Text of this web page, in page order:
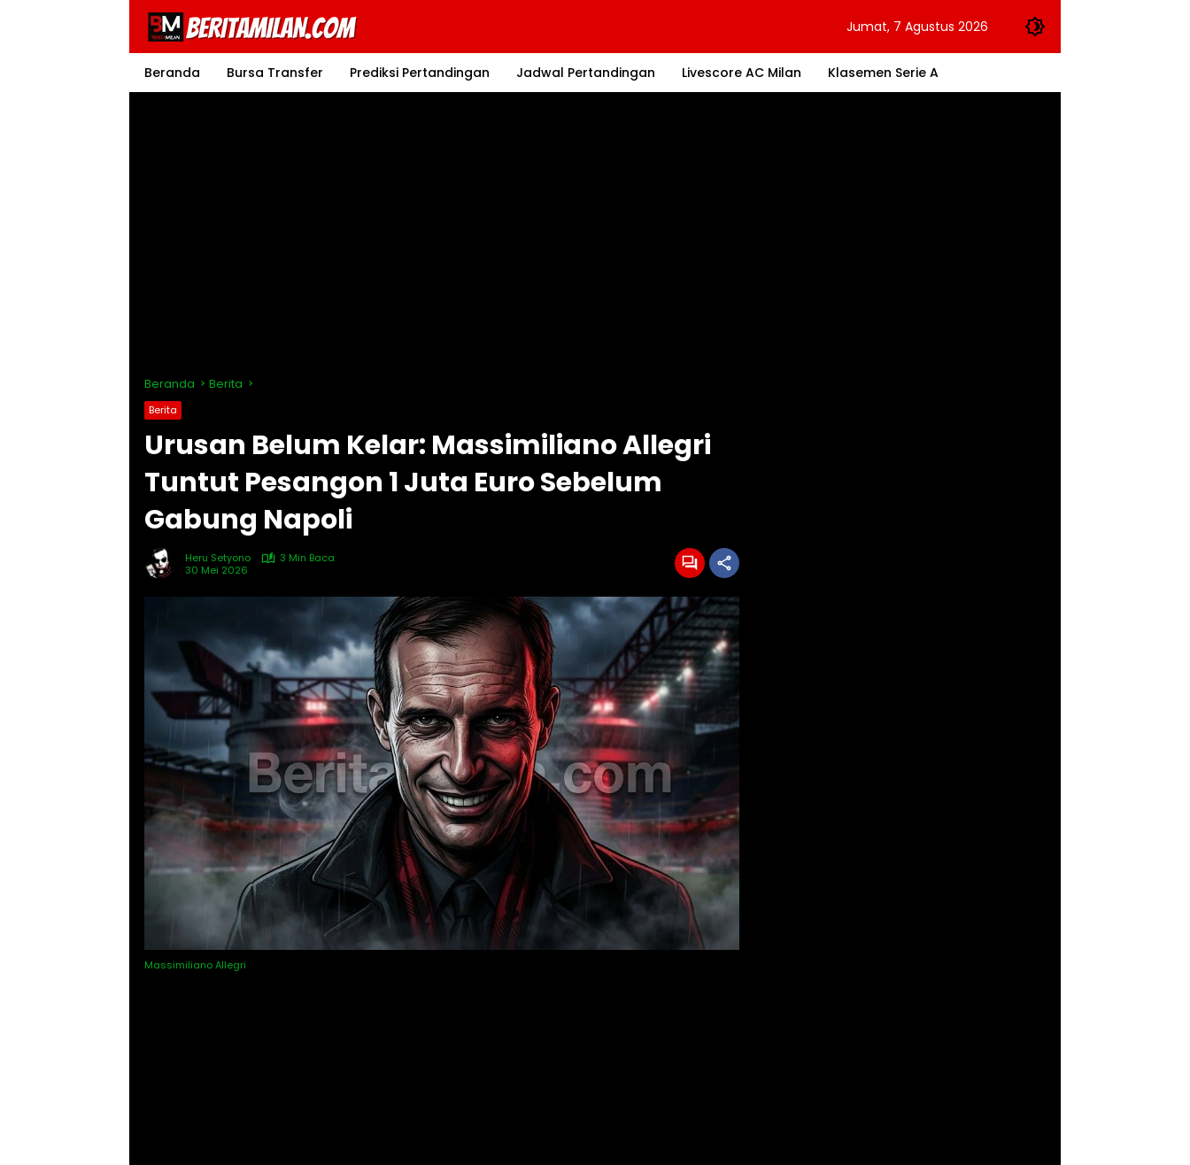
Jumat, 7 Agustus 2026
Beranda Bursa Transfer Prediksi Pertandingan Jadwal Pertandingan Livescore AC Milan Klasemen Serie A
Beranda Berita
Berita
Urusan Belum Kelar: Massimiliano Allegri
Tuntut Pesangon 1 Juta Euro Sebelum
Gabung Napoli
Heru Setyono
3 Min Baca
30 Mei 2026
Massimiliano Allegri